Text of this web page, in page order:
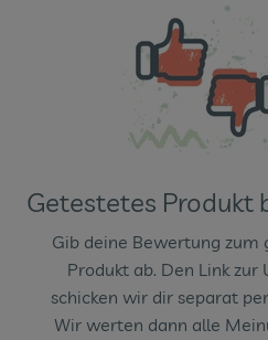
Getestetes Produkt
Gib deine Bewertung zum
Produkt ab. Den Link zur
schicken wir dir separat
Wir werten dann alle